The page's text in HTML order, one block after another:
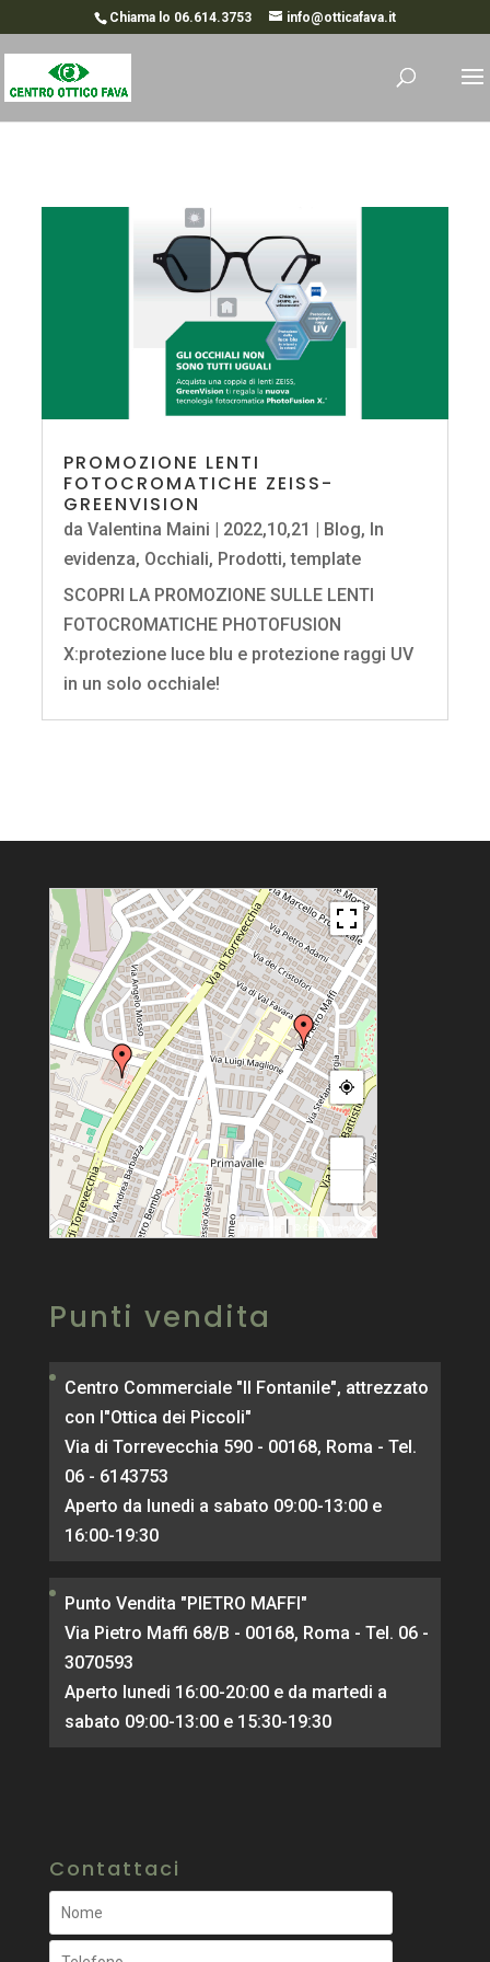
Chiama lo 06.614.3753 info@otticafava.it
PROMOZIONE LENTI
FOTOCROMATICHE ZEISS-
GREENVISION
daValentina Maini 2022,10,21 Blog, In
evidenza, Occhiali, Prodotti,template
SCOPRI LA PROMOZIONE SULLE LENTI
FOTOCROMATICHE PHOTOFUSION
X:protezione luce blu e protezione raggi UV
in un solo occhiale!
© OpenStreetMap
Punti vendita
Centro Commerciale "Il Fontanile", attrezzato
con l"Ottica dei Piccoli"
Via di Torrevecchia 590 - 00168, Roma - Tel.
06 - 6143753
Aperto da lunedi a sabato 09:00-13:00 e
16:00-19:30
Punto Vendita "PIETRO MAFFI"
Via Pietro Maffi 68/B - 00168, Roma - Tel. 06 -
3070593
Aperto lunedi 16:00-20:00 e da martedi a
sabato 09:00-13:00 e 15:30-19:30
Contattaci